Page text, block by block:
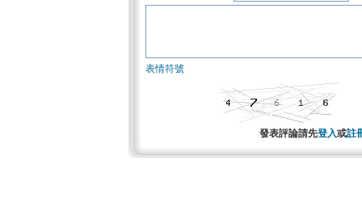
表情符號
發表評論請先登入或註